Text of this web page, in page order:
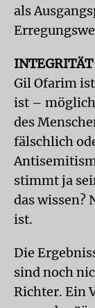
als
INTEGRITÄT
Gil Ofarim
ist –
des
fälschlich
stimmt ja
das wissen?
ist.
Die
sind noch
Richter. Ein